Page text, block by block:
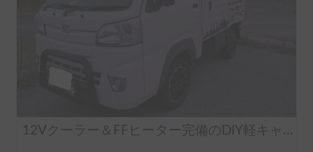
12Vクーラー＆FFヒーター完備のDIY軽キャン「クロスロード」号